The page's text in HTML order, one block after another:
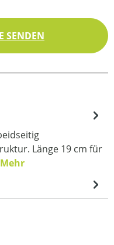
SENDEN
Länge 19 cm für
Mehr